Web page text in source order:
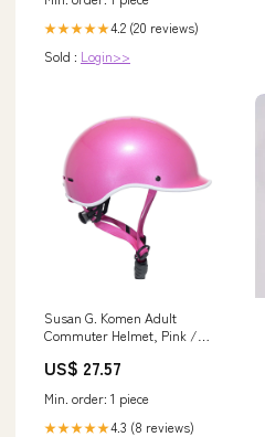
Lid 27.2 dropper
★★★★★4.2 (20 reviews)
Sold : Login>>
Susan G. Komen Adult
Commuter Helmet, Pink /
US$ 27.57
Min. order: 1 piece
★★★★★4.3 (8 reviews)